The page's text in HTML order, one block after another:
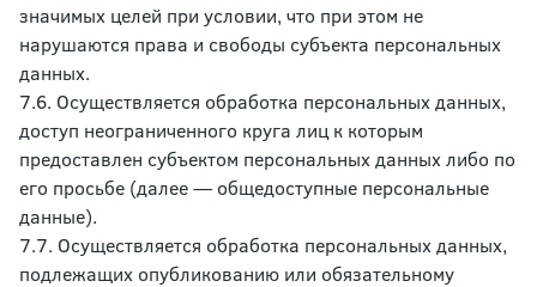
значимых целей при условии, что при этом не
нарушаются права и свободы субъекта персональных
данных.
7.6. Осуществляется обработка персональных данных,
доступ неограниченного круга лиц к которым
предоставлен субъектом персональных данных либо по
его просьбе (далее — общедоступные персональные
данные).
7.7. Осуществляется обработка персональных данных,
подлежащих опубликованию или обязательному